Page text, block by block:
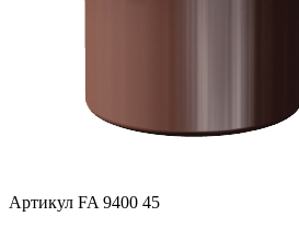
Артикул FA 9400 45